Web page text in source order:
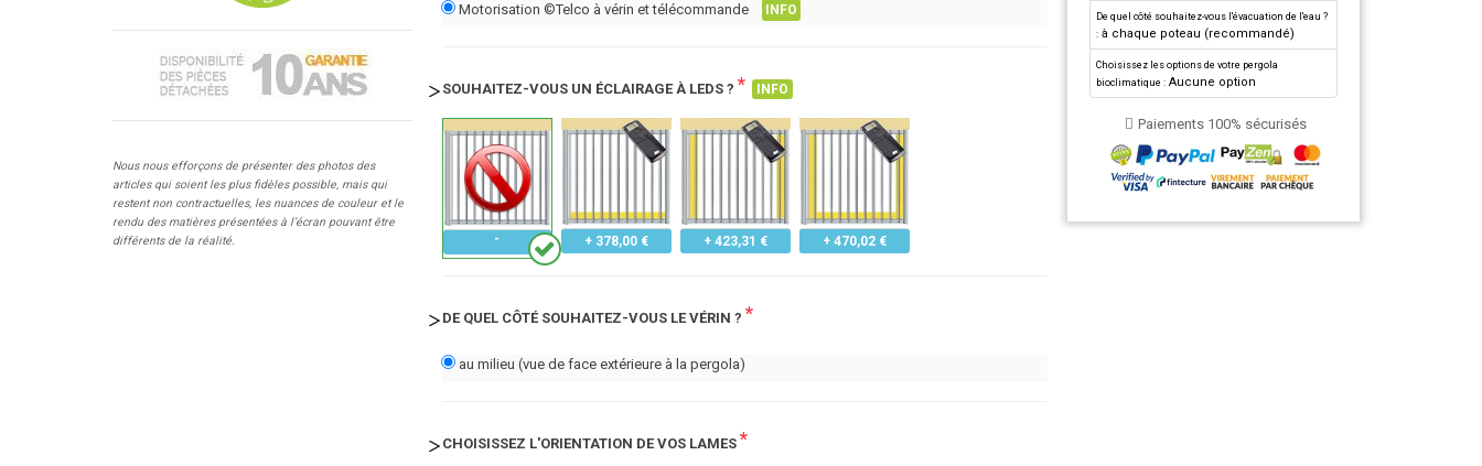
Nous nous efforçons de présenter des photos des
articles qui soient les plus fidèles possible, mais qui
restent non contractuelles, les nuances de couleur et le
rendu des matières présentées à l’écran pouvant être
différents de la réalité.
Motorisation ©Telco à vérin et télécommande INFO
SOUHAITEZ-VOUS UN ÉCLAIRAGE À LEDS ? * INFO
+ 378,00 € + 423,31 € + 470,02 €
DE QUEL CÔTÉ SOUHAITEZ-VOUS LE VÉRIN ? *
au milieu (vue de face extérieure à la pergola)
CHOISISSEZ L'ORIENTATION DE VOS LAMES *
De quel côté souhaitez-vous l'évacuation de l'eau ?
: à chaque poteau (recommandé)
Choisissez les options de votre pergola
bioclimatique : Aucune option
Paiements 100% sécurisés